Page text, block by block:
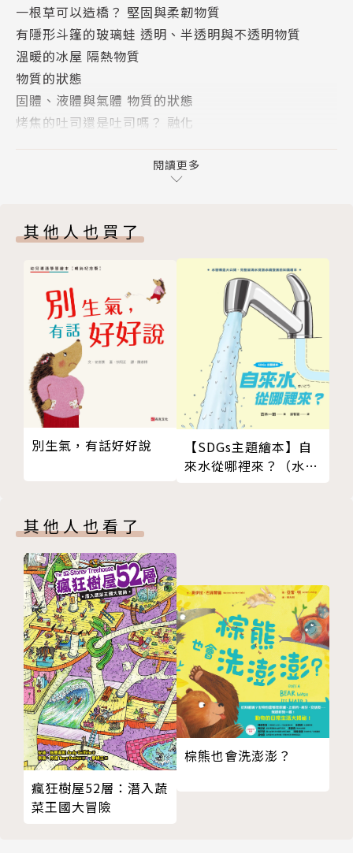
全書透過「漫畫」形式，並以好入口的科學知識和有趣
圖文解說，讓孩子親近科學、培養科學素養。藉由防水
大衣、隱形墨水，還有好玩的彈跳QQ蛋，帶出這些神
奇物質背後隱藏的化學原理，通過解開一個個令人好
奇、新奇又有趣味的問題，一步一步的走進科學的世
界。文字簡單明瞭、容易理解，適合作為科學素養的先
知識，鼓勵孩子探索自然科學的神奇奧祕！
★沒有負擔的科學漫畫，增加學習科學的動力！
一聽到「科學原理」四個字，就覺得生硬又壓力山大？
透過有趣又有梗的科學「漫畫」，並以「好入口」的知
識量和簡單圖文解說，讓孩子親近科學、培養科學素
養，建立科學基礎、啟動自主學習力！
★科學很抽象？那就問一些新奇古怪的問題來破解它
吧！
科學有時難以理解又抽象。本書通過解開一個個令人好
奇、新奇又有趣味的問題，一步一步走進科學的世界。
（噓～小聲說：還有幾招有趣的科學小祕技藏在書頁
中，等你來發掘喔）透過揭開冷知識補給等引導，小讀
文字簡單明瞭、容易理解，適合作為科學素養先備知識
的引導讀物，知識含量廣並內涵許多有趣的漫畫對白，
為孩子的自然科學打下基礎。
▍各界好評推薦（依姓氏筆畫排序）
10秒鐘教室（Yan） 趣味知識圖文作家
地方爸爸與他的小幫手們 知名親子部落客
何莉芳 福科國中理化教師
怪奇事物所所長 知識網紅暢銷作家
瘋狂理查 最FUN自然科老師
盧俊良 岳明國中小自然老師、FB「阿魯米玩科學」版
一根草可以造橋？ 堅固與柔韌物質
有隱形斗篷的玻璃蛙 透明、半透明與不透明物質
溫暖的冰屋 隔熱物質
物質的狀態
固體、液體與氣體 物質的狀態
烤焦的吐司還是吐司嗎？ 融化
祖孫大鬥法 物質的適用性
啪嗒！發現陶瓷了！ 燒黏土
哀傷的腳踏車，嘎吱嘎吱！ 會生鏽的物質
懶惰鬼的吹氣球密技 物質狀態的改變
物質的特性
救命的自製濾水器 過濾
如果海水可以喝？ 海水淡化
在沙漠中自製甘泉 蒸發與凝結
當地球的冰融化了…… 凍結與融化
神奇的乾冰！ 舞台化學
物質的用途
牙齒保衛大作戰 口腔細菌
腳踏車輪胎的身世之謎 物質的歷史
你的尿尿還能變成…… 化學回收
原子、元素與化合物
原子派對 原子的結構
分子 元素與化合物
元素週期表
詞彙表
閱讀更多
其他人也買了
別生氣，有話好好說
【SDGs主題繪本】自
來水從哪裡來？（水管
其他人也看了
瘋狂樹屋52層：潛入蔬
菜王國大冒險
棕熊也會洗澎澎？